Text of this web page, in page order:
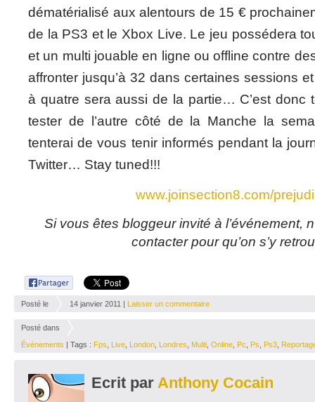
dématérialisé aux alentours de 15 €
de la PS3 et le Xbox Live. Le jeu possédera
et un multi jouable en ligne ouoffline contre
affronter jusqu’à 32 dans certaines sessions
à quatre sera aussi de la partie… C’est donc
tester de l’autre côté de la Manche la
tenterai de vous tenir informés pendant la
Twitter… Stay tuned!!!
www.joinsection8.com/
Si vous êtes bloggeur invité à l’événement,
contacter pour qu’on s’y
Posté le 14 janvier 2011 | Laisser un commentaire
Posté dans
Événements | Tags : Fps Live London Londres Multi Online Pc Ps Ps3
Ecrit par Anthony Cocain